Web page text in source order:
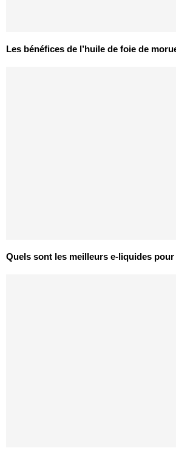
Les bénéfices de l’huile de foie de
Quels sont les meilleurs e-liquides